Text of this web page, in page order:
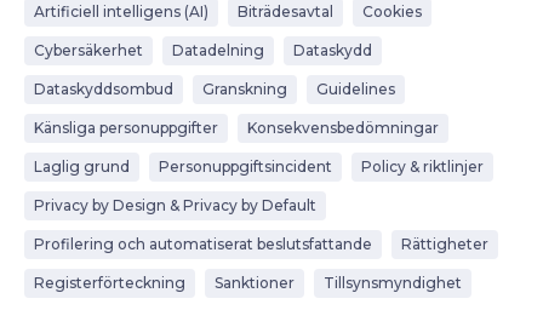
Artificiell intelligens (AI) Biträdesavtal Cookies
Cybersäkerhet Datadelning Dataskydd
Dataskyddsombud Granskning Guidelines
Känsliga personuppgifter Konsekvensbedömningar
Laglig grund Personuppgiftsincident Policy & riktlinjer
Privacy by Design & Privacy by Default
Profilering och automatiserat beslutsfattande Rättigheter
Registerförteckning Sanktioner Tillsynsmyndighet